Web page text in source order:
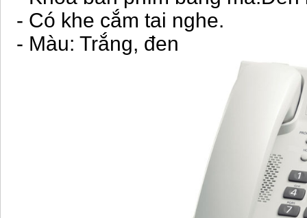
- Có khe cắm tai nghe.
- Màu: Trắng, đen